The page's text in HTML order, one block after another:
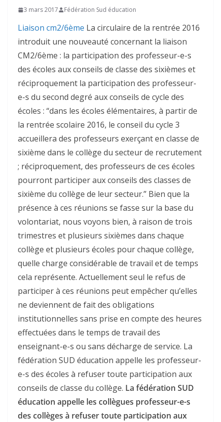
3 mars 2017 Fédération Sud éducation
Liaison cm2/6ème La circulaire de la rentrée 2016
introduit une nouveauté concernant la liaison
CM2/6ème : la participation des professeur-e-s
des écoles aux conseils de classe des sixièmes et
réciproquement la participation des professeur-
e-s du second degré aux conseils de cycle des
écoles : “dans les écoles élémentaires, à partir de
la rentrée scolaire 2016, le conseil du cycle 3
accueillera des professeurs exerçant en classe de
sixième dans le collège du secteur de recrutement
; réciproquement, des professeurs de ces écoles
pourront participer aux conseils des classes de
sixième du collège de leur secteur.” Bien que la
présence à ces réunions se fasse sur la base du
volontariat, nous voyons bien, à raison de trois
trimestres et plusieurs sixièmes dans chaque
collège et plusieurs écoles pour chaque collège,
quelle charge considérable de travail et de temps
cela représente. Actuellement seul le refus de
participer à ces réunions peut empêcher qu’elles
ne deviennent de fait des obligations
institutionnelles sans prise en compte des heures
effectuées dans le temps de travail des
enseignant-e-s ou sans décharge de service. La
fédération SUD éducation appelle les professeur-
e-s des écoles à refuser toute participation aux
conseils de classe du collège. La fédération SUD
éducation appelle les collègues professeur-e-s
des collèges à refuser toute participation aux